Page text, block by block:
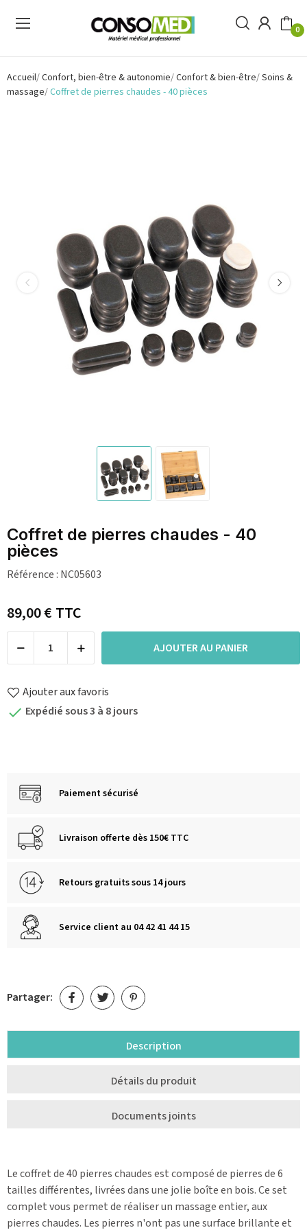
0
Accueil Confort, bien-être & autonomie Confort & bien-être Soins &
massage Coffret de pierres chaudes - 40 pièces
Coffret de pierres chaudes - 40
pièces
Référence : NC05603
89,00 €TTC
AJOUTER AU PANIER
Ajouter aux favoris
 Expédié sous 3 à 8 jours
Paiement sécurisé
Livraison offerte dès 150€ TTC
Retours gratuits sous 14 jours
Service client au 04 42 41 44 15
Partager:
Description
Détails du produit
Documents joints
Le coffret de 40 pierres chaudes est composé de pierres de 6
tailles différentes, livrées dans une jolie boîte en bois. Ce set
complet vous permet de réaliser un massage entier, aux
pierres chaudes. Les pierres n'ont pas une surface brillante et